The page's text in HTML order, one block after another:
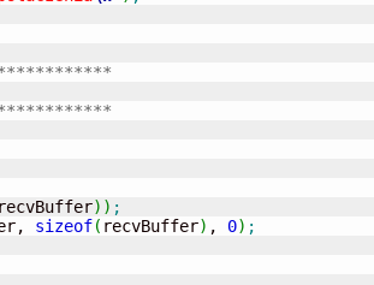
recvBuffer) ) ;
sizeof( recvBuffer) , 0) ;